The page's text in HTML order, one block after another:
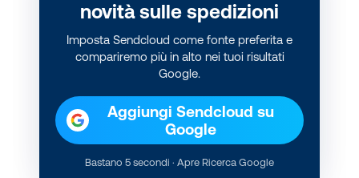
novità sulle spedizioni
Imposta Sendcloud come fonte preferita e
compariremo più in alto nei tuoi risultati
Google.
Aggiungi Sendcloud su
Google
Bastano 5 secondi · Apre Ricerca Google